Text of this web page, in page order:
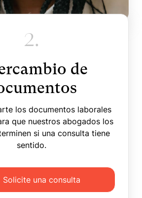
2.
de
los documentos laborales
que nuestros abogados los
si una consulta tiene
sentido.
Solicite una consulta